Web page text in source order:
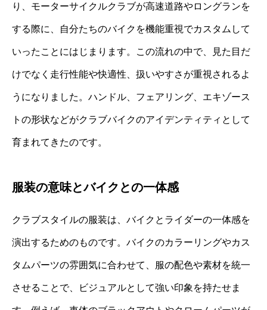
り、モーターサイクルクラブが高速道路やロングランを
する際に、自分たちのバイクを機能重視でカスタムして
いったことにはじまります。この流れの中で、見た目だ
けでなく走行性能や快適性、扱いやすさが重視されるよ
うになりました。ハンドル、フェアリング、エキゾース
トの形状などがクラブバイクのアイデンティティとして
育まれてきたのです。
服装の意味とバイクとの一体感
クラブスタイルの服装は、バイクとライダーの一体感を
演出するためのものです。バイクのカラーリングやカス
タムパーツの雰囲気に合わせて、服の配色や素材を統一
させることで、ビジュアルとして強い印象を持たせま